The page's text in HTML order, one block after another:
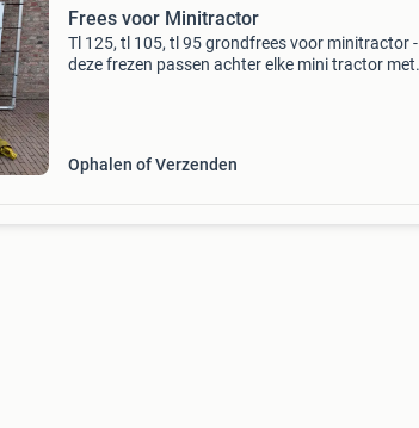
Frees voor Minitractor
Tl 125, tl 105, tl 95 grondfrees voor minitractor -
deze frezen passen achter elke mini tractor met
Ophalen of Verzenden